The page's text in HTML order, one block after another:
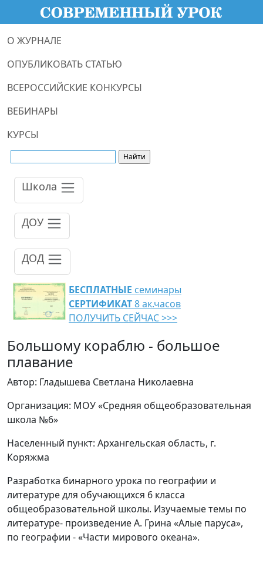
О ЖУРНАЛЕ
ОПУБЛИКОВАТЬ СТАТЬЮ
ВСЕРОССИЙСКИЕ КОНКУРСЫ
ВЕБИНАРЫ
КУРСЫ
Школа
ДОУ
ДОД
БЕСПЛАТНЫЕ семинары
СЕРТИФИКАТ8 ак.часов
ПОЛУЧИТЬ СЕЙЧАС >>>
Большому кораблю - большое
плавание
Автор: Гладышева Светлана Николаевна
Организация: МОУ «Средняя общеобразовательная
школа №6»
Населенный пункт: Архангельская область, г.
Коряжма
Разработка бинарного урока по географии и
литературе для обучающихся 6 класса
общеобразовательной школы. Изучаемые темы по
литературе- произведение А. Грина «Алые паруса»,
по географии - «Части мирового океана».